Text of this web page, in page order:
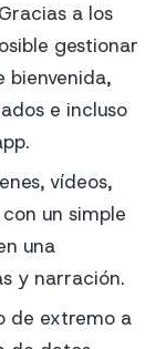
a los
gestionar
bienvenida,
e incluso
vídeos,
un simple
una
y narración.
de extremo a